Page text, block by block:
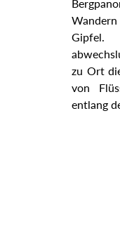
zu Ort
von
entlang